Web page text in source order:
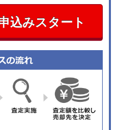
込みスタート